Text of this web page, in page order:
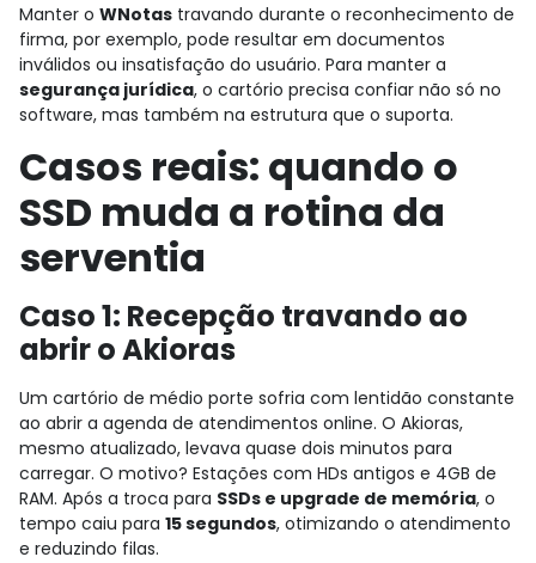
Manter o WNotas travando durante o reconhecimento de
firma, por exemplo, pode resultar em documentos
inválidos ou insatisfação do usuário. Para manter a
segurança jurídica, o cartório precisa confiar não só no
software, mas também na estrutura que o suporta.
Casos reais: quando o
SSD muda a rotina da
serventia
Caso 1: Recepção travando ao
abrir o Akioras
Um cartório de médio porte sofria com lentidão constante
ao abrir a agenda de atendimentos online. O Akioras,
mesmo atualizado, levava quase dois minutos para
carregar. O motivo? Estações com HDs antigos e 4GB de
RAM. Após a troca para SSDs e upgrade de memória, o
tempo caiu para 15 segundos, otimizando o atendimento
e reduzindo filas.